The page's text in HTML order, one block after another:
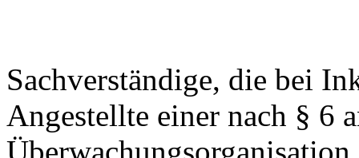
Sachverständige, die bei
Angestellte einer nach § 6